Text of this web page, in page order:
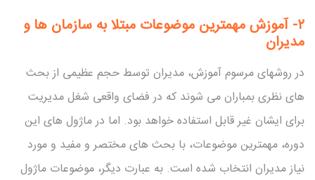
۲- آموزش مهمترین موضوعات مبتلا به سازمان ها و
مدیران
در روشهای مرسوم آموزش، مدیران توسط حجم عظیمی از بحث
های نظری بمباران می شوند که در فضای واقعی شغل مدیریت
برای ایشان غیر قابل استفاده خواهد بود. اما در ماژول های این
دوره، مهمترین موضوعات، با بحث های مختصر و مفید و مورد
نیاز مدیران انتخاب شده است. به عبارت دیگر، موضوعات ماژول